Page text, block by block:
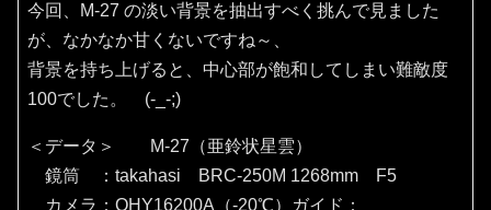
今回、M-27 の淡い背景を抽出すべく挑んで見ました
が、なかなか甘くないですね～、
背景を持ち上げると、中心部が飽和してしまい難敵度
100でした。 (-_-;)
＜データ＞ M-27（亜鈴状星雲）
鏡筒 ：takahasi BRC-250M 1268mm F5
カメラ：QHY16200A（‐20℃）ガイド：